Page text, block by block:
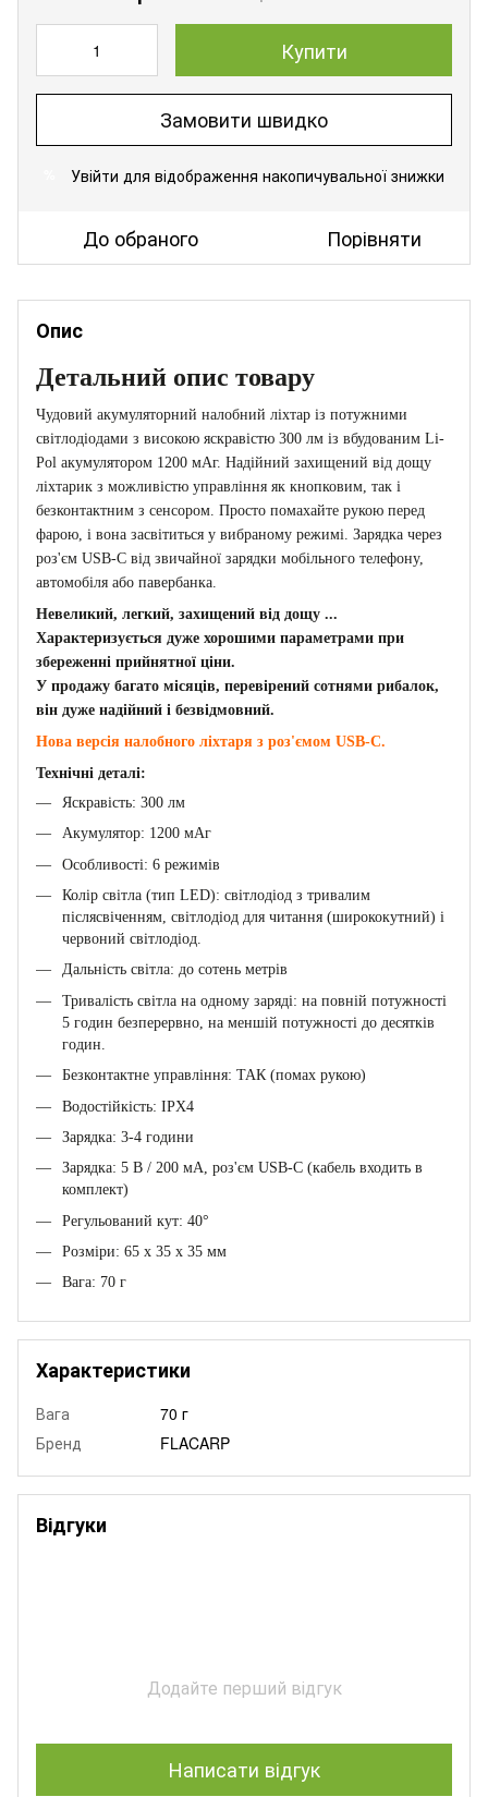
Купити
Замовити швидко
Увійти для відображення накопичувальної знижки
До обраного Порівняти
Опис
Детальний опис товару
Чудовий акумуляторний налобний ліхтар із потужними
світлодіодами з високою яскравістю 300 лм із вбудованим Li-
Pol акумулятором 1200 мАг. Надійний захищений від дощу
ліхтарик з можливістю управління як кнопковим, так і
безконтактним з сенсором. Просто помахайте рукою перед
фарою, і вона засвітиться у вибраному режимі. Зарядка через
роз'єм USB-C від звичайної зарядки мобільного телефону,
автомобіля або павербанка.
Невеликий, легкий, захищений від дощу ...
Характеризується дуже хорошими параметрами при
збереженні прийнятної ціни.
У продажу багато місяців, перевірений сотнями рибалок,
він дуже надійний і безвідмовний.
Нова версія налобного ліхтаря з роз'ємом USB-C.
Технічні деталі:
Яскравість: 300 лм
Акумулятор: 1200 мАг
Особливості: 6 режимів
Колір світла (тип LED): світлодіод з тривалим
післясвіченням, світлодіод для читання (ширококутний) і
червоний світлодіод.
Дальність світла: до сотень метрів
Тривалість світла на одному заряді: на повній потужності
5 годин безперервно, на меншій потужності до десятків
годин.
Безконтактне управління: ТАК (помах рукою)
Водостійкість: IPX4
Зарядка: 3-4 години
Зарядка: 5 В / 200 мА, роз'єм USB-C (кабель входить в
комплект)
Регульований кут: 40°
Розміри: 65 x 35 x 35 мм
Вага: 70 г
Характеристики
Вага
70 г
Бренд
FLACARP
Відгуки
Додайте перший відгук
Написати відгук